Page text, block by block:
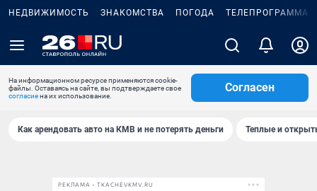
НЕДВИЖИМОСТЬ ЗНАКОМСТВА ПОГОДА ТЕЛЕПРОГРАММА
На информационном ресурсе применяются cookie-
файлы. Оставаясь на сайте, вы подтверждаете свое
согласиена их использование.
Согласен
Как арендовать авто на КМВ и не потерять деньги Теплые и
РЕКЛАМА • TKACHEVKMV.RU